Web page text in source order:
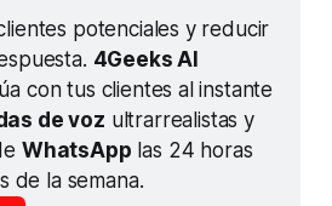
potenciales y reducir
4Geeks AI
con tus clientes al instante
de voz ultrarrealistas y
WhatsApp las 24 horas
de la semana.